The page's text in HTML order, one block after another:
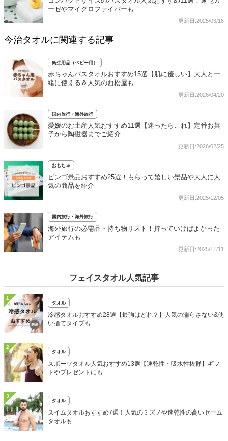
ーゼやマイクロファイバーも
更新日:2025/03/16
今治タオルに関連する記事
衛生用品（ベビー用）
赤ちゃんバスタオルおすすめ15選【肌に優しい】大人と一
緒に使える＆人気の西松屋も
更新日:2026/04/20
国内旅行・海外旅行
愛媛のお土産人気おすすめ11選【迷ったらこれ】定番お菓
子から陶磁器までご紹介
更新日:2026/02/25
おもちゃ
ビンゴ景品おすすめ25選！もらって嬉しい景品や大人に人
気の商品を紹介
更新日:2025/12/05
国内旅行・海外旅行
海外旅行の必需品・持ち物リスト！持っていけばよかった
アイテムも
更新日:2025/11/11
フェイスタオル人気記事
1
タオル
冷感タオルおすすめ28選【最強はどれ？】人気の濡らさない&使
い捨てタイプも
2
タオル
スポーツタオル人気おすすめ13選【速乾性・吸水性抜群】ギフ
トやプレゼントにも
3
タオル
スイムタオルおすすめ7選！人気のミズノや速乾性の高いセーム
タオルも